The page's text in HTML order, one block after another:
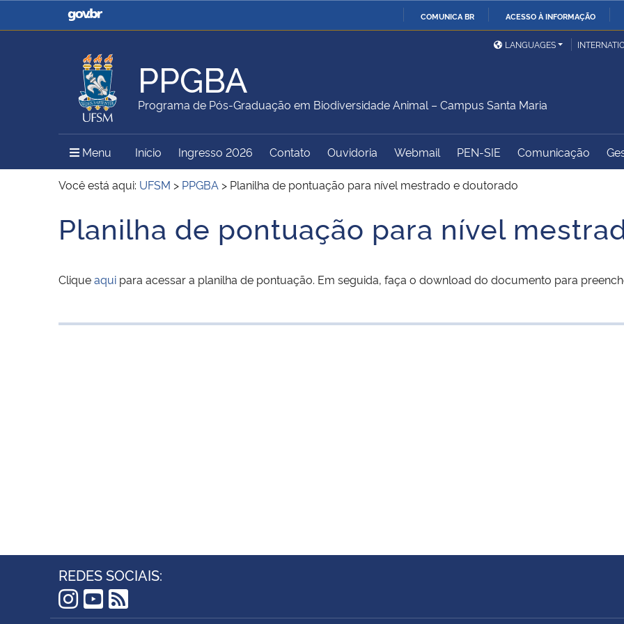
COMUNICA BR ACESSO À INFORMAÇÃO
Casa Civil
Ministério da Justiça e
Ministério da Defesa
Ministério das Relações
Exteriores
Ministério da Agricultura,
Pecuária e Abastecimento
Ministério da Educação
Ministério do Meio Ambiente Ministério do Turismo
Ministério do
Desenvolvimento Regional
Controladoria-Geral da
União
Secretaria de Governo
Gabinete de Segurança
Advocacia-Geral da União Banco Central do Brasil
LANGUAGES
PPGBA
Programa de Pós-Graduação em Biodiversidade Animal – Campus Santa Maria
Menu Menu Principal do Sítio
Início Ingresso 2026 Contato Ouvidoria Webmail PEN-SIE Comunicação
Você está aqui: UFSM > PPGBA > Planilha de pontuação para nível mestrado e doutorado
Início do conteúdo
Planilha de pontuação para nível
Cliqueaqui para acessar a planilha de pontuação. Em seguida, faça o download do documento para
REDES SOCIAIS: